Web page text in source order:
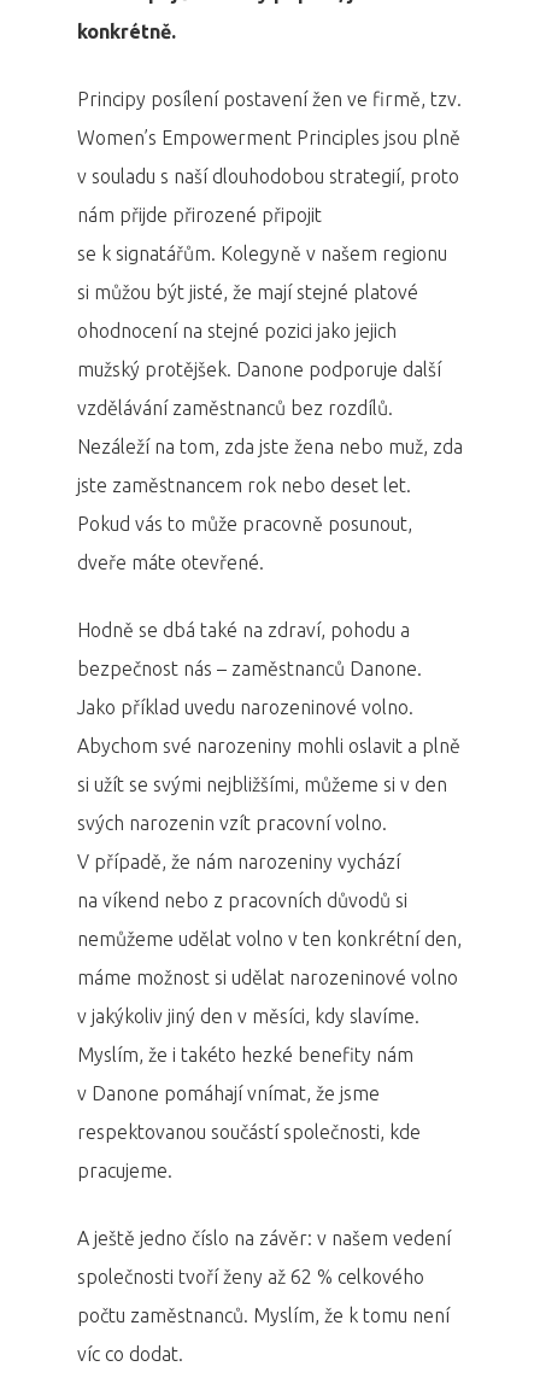
konkrétně.
Principy posílení postavení žen ve firmě, tzv.
Women’s Empowerment Principles jsou plně
v souladu s naší dlouhodobou strategií, proto
nám přijde přirozené připojit
se k signatářům. Kolegyně v našem regionu
si můžou být jisté, že mají stejné platové
ohodnocení na stejné pozici jako jejich
mužský protějšek. Danone podporuje další
vzdělávání zaměstnanců bez rozdílů.
Nezáleží na tom, zda jste žena nebo muž, zda
jste zaměstnancem rok nebo deset let.
Pokud vás to může pracovně posunout,
dveře máte otevřené.
Hodně se dbá také na zdraví, pohodu a
bezpečnost nás – zaměstnanců Danone.
Jako příklad uvedu narozeninové volno.
Abychom své narozeniny mohli oslavit a plně
si užít se svými nejbližšími, můžeme si v den
svých narozenin vzít pracovní volno.
V případě, že nám narozeniny vychází
na víkend nebo z pracovních důvodů si
nemůžeme udělat volno v ten konkrétní den,
máme možnost si udělat narozeninové volno
v jakýkoliv jiný den v měsíci, kdy slavíme.
Myslím, že i takéto hezké benefity nám
v Danone pomáhají vnímat, že jsme
respektovanou součástí společnosti, kde
pracujeme.
A ještě jedno číslo na závěr: v našem vedení
společnosti tvoří ženy až 62 % celkového
počtu zaměstnanců. Myslím, že k tomu není
víc co dodat.